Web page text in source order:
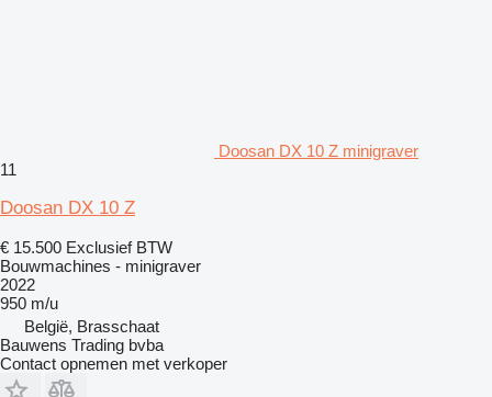
Doosan DX 10 Z minigraver
11
Doosan DX 10 Z
€ 15.500 Exclusief BTW
Bouwmachines - minigraver
2022
950 m/u
België, Brasschaat
Bauwens Trading bvba
Contact opnemen met verkoper